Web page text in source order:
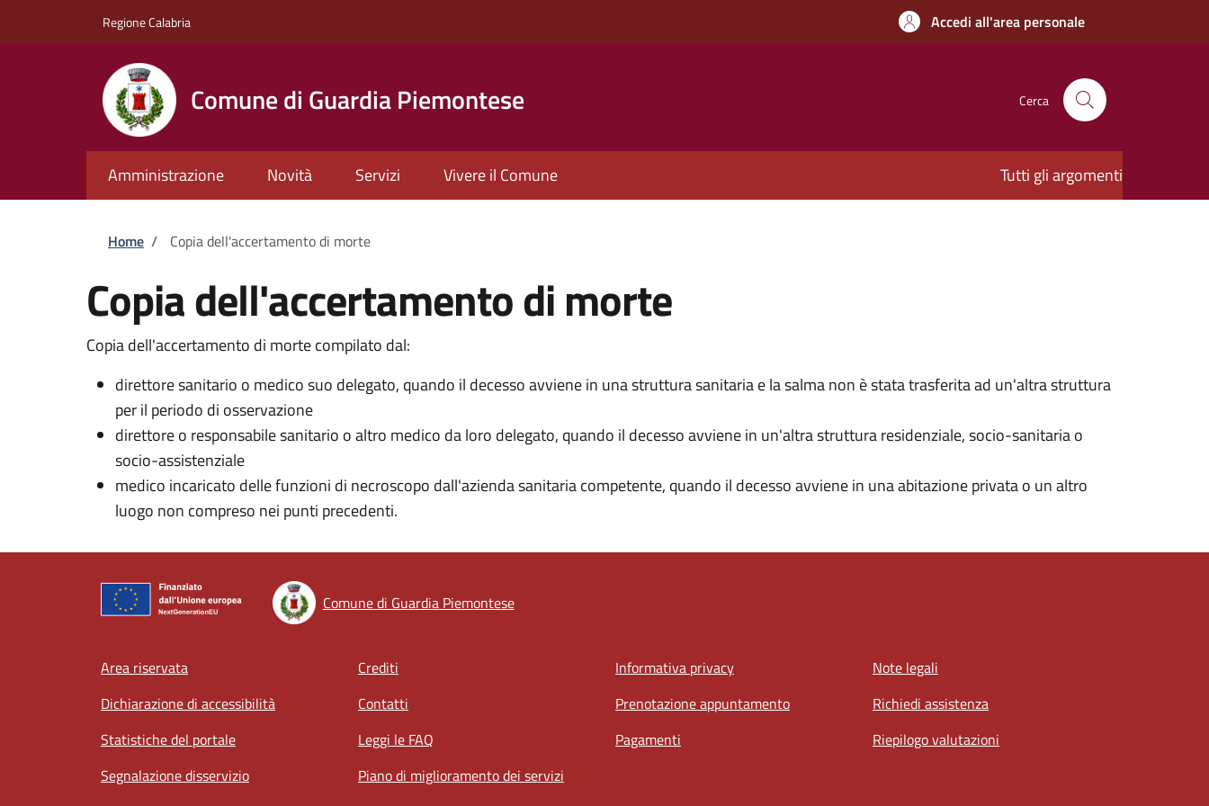
Regione Calabria Accedi all'area personale
Comune di Guardia Piemontese Cerca
Amministrazione Novità Servizi Vivere il Comune Tutti gli argomenti
Briciole di pane
Home / Copia dell'accertamento di morte
Copia dell'accertamento di morte
Copia dell'accertamento di morte compilato dal:
direttore sanitario o medico suo delegato, quando il decesso avviene in una struttura sanitaria e la salma non è stata trasferita ad un'altra struttura
per il periodo di osservazione
direttore o responsabile sanitario o altro medico da loro delegato, quando il decesso avviene in un'altra struttura residenziale, socio-sanitaria o
socio-assistenziale
medico incaricato delle funzioni di necroscopo dall'azienda sanitaria competente, quando il decesso avviene in una abitazione privata o un altro
luogo non compreso nei punti precedenti.
Comune di Guardia Piemontese
Footer menu
Area riservata Crediti Informativa privacy
Note legali
Dichiarazione di accessibilità
Contatti Prenotazione appuntamento
Richiedi assistenza
Statistiche del portale
Leggi le FAQ Pagamenti
Riepilogo valutazioni
Segnalazione disservizio
Piano di miglioramento dei servizi